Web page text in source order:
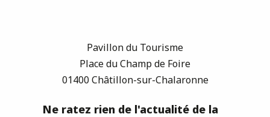
Pavillon du Tourisme
Place du Champ de Foire
01400 Châtillon-sur-Chalaronne
Ne ratez rien de l'actualité de la